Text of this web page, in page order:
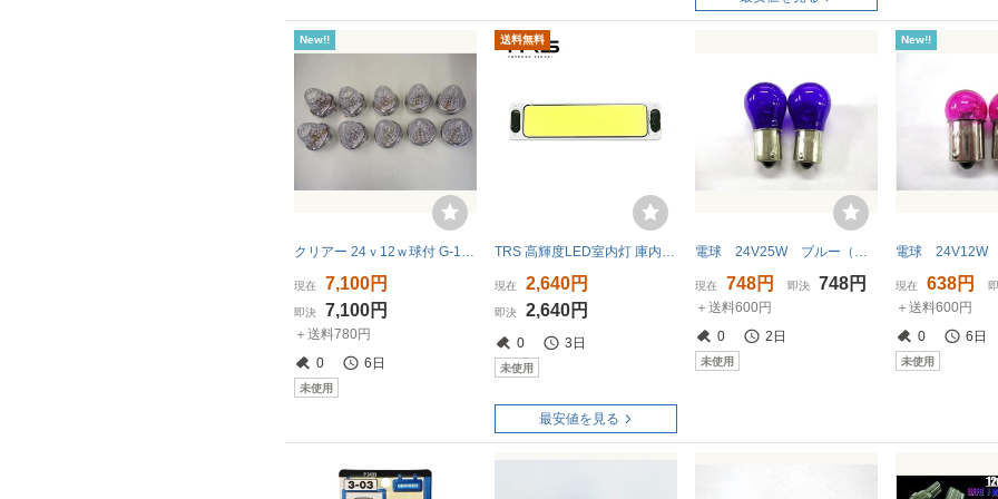
New!!
クリアー 24ｖ12ｗ球付 G-1 型 バスマーカーランプ 10個組 JETイノウエ 632354 ダンプ トラック用品
現在 7,100円
即決 7,100円
＋送料780円
0
6日
未使用
送料無料
TRS 高輝度LED室内灯 庫内灯 COB 12/24V共用 薄型 スイッチ付 315178
現在 2,640円
即決 2,640円
0 3日
未使用
最安値を見る
電球 24V25W ブルー（青） シングル球 2個セット
現在 748円 即決 748円
＋送料600円
0
2日
未使用
New!!
現在 638円
＋送料600円
0
6日
未使用